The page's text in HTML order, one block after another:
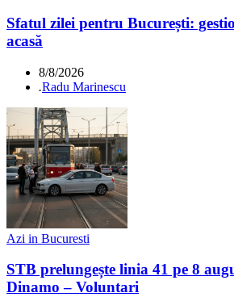
Sfatul zilei pentru București:
acasă
8/8/2026
.Radu Marinescu
Azi in Bucuresti
STB prelungește linia 41 pe 8
Dinamo – Voluntari